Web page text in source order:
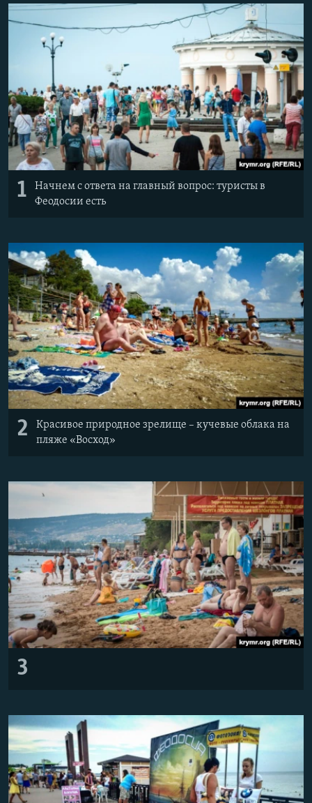
ПОБЕДИТЕЛЕЙ НЕ СУДЯТ?
КРЫМ.НЕПОКОРЕННЫЙ
УКРАИНСКАЯ ПРОБЛЕМА КРЫМА
ПРИСОЕДИНЯЙТЕСЬ!
Все сайты RFE/RL
1
Начнем с ответа на главный вопрос: туристы в
Феодосии есть
2
Красивое природное зрелище – кучевые облака на
пляже «Восход»
3